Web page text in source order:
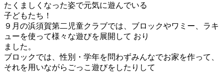
たくましくなった姿で元気に遊んでいる
子どもたち！
９月の浜須賀第二児童クラブでは、ブロックやワミー、ラキ
ューを使って様々な遊びを展開して おり
ました。
ブロックでは、性別・学年を問わずみんなでお家を作って、
それを用いながらごっこ遊びをしたりして